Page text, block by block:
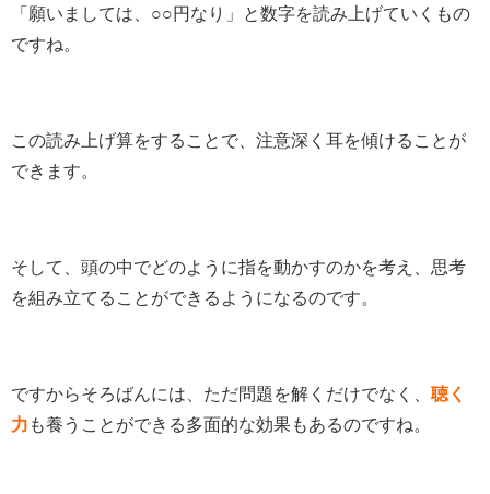
「願いましては、○○円なり」と数字を読み上げていくもの
ですね。
この読み上げ算をすることで、注意深く耳を傾けることが
できます。
そして、頭の中でどのように指を動かすのかを考え、思考
を組み立てることができるようになるのです。
ですからそろばんには、ただ問題を解くだけでなく、 聴く
力 も養うことができる多面的な効果もあるのですね。